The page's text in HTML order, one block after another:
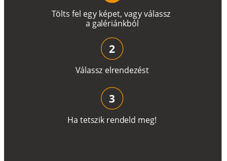
Tölts fel egy képet, vagyválassz
a galériánkból
Válassz elrendezést
2
Ha tetszik rendeld meg!
3